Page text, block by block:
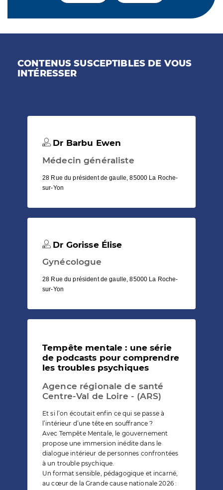
CONTENUS SUSCEPTIBLES DE VOUS
INTÉRESSER
Dr Barbu Ewen
Médecin généraliste
28 Rue du président de gaulle, 85000 La Roche-
sur-Yon
Dr Gorisse Élise
Gynécologue
28 Rue du président de gaulle, 85000 La Roche-
sur-Yon
Tempête mentale : une série
de podcasts pour comprendre
les troubles psychiques
Agence régionale de santé
Centre-Val de Loire - (ARS)
Et si l’on écoutait enfin ce qui se passe à
l’intérieur d’une tête en souffrance ?
Avec Tempête Mentale, le gouvernement
propose une immersion inédite dans le
dialogue intérieur de personnes confrontées
à un trouble psychique.
Un format sensible, pédagogique et incarné,
au cœur de la Grande cause nationale 2026 :